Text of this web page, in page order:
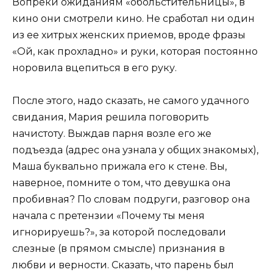
кино они смотрели кино. Не сработал ни один
из ее хитрых женских приемов, вроде фразы
«Ой, как прохладно» и руки, которая постоянно
норовила вцепиться в его руку.
После этого, надо сказать, не самого удачного
свидания, Мария решила поговорить
начистоту. Выждав парня возле его же
подъезда (адрес она узнала у общих знакомых),
Маша буквально прижала его к стене. Вы,
наверное, помните о том, что девушка она
пробивная? По словам подруги, разговор она
начала с претензии «Почему ты меня
игнорируешь?», за которой последовали
слезные (в прямом смысле) признания в
любви и верности. Сказать, что парень был